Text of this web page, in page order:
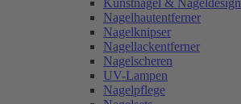
Kunstnägel & Nageldesign
Nagelhautentferner
Nagelknipser
Nagellackentferner
Nagelscheren
UV-Lampen
Nagelpflege